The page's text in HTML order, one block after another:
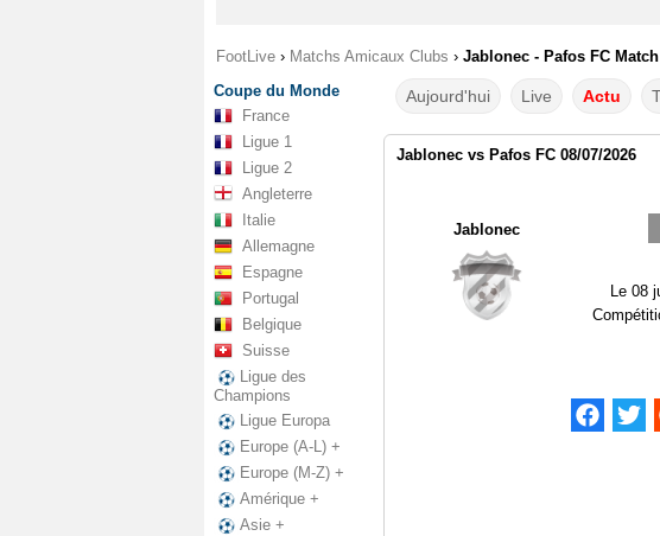
FootLive › Matchs Amicaux Clubs › Jablonec - Pafos FC
Coupe du Monde
France
Ligue 1
Ligue 2
Angleterre
Italie
Allemagne
Espagne
Portugal
Belgique
Suisse
Ligue des
Champions
Ligue Europa
Europe (A-L) +
Europe (M-Z) +
Amérique +
Asie +
Aujourd'hui Live Actu
Jablonec vs Pafos FC 08/07/2026
Jablonec
Le 08